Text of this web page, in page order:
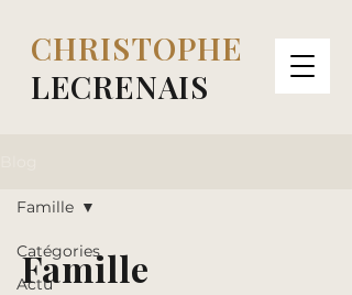
CHRISTOPHE
LECRENAIS
Catégories
Actu
Famille
Famille